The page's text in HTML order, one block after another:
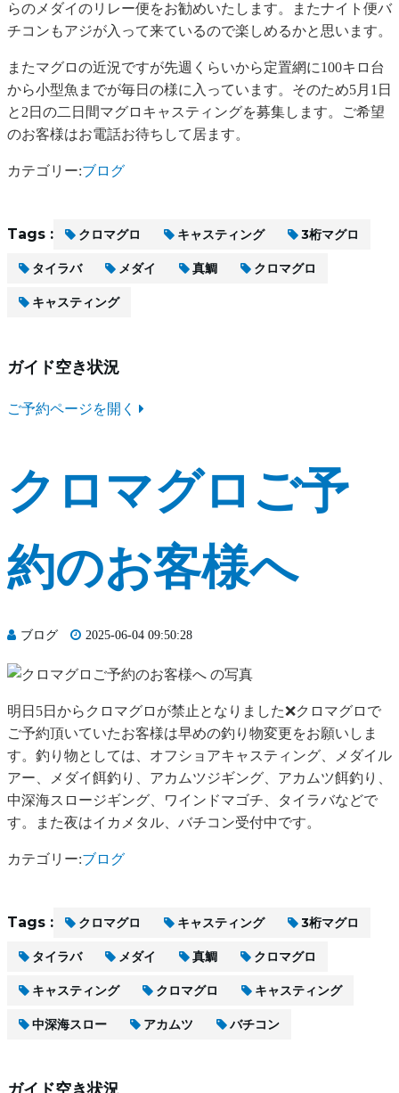
らのメダイのリレー便をお勧めいたします。またナイト便バ
チコンもアジが入って来ているので楽しめるかと思います。
またマグロの近況ですが先週くらいから定置網に100キロ台
から小型魚までが毎日の様に入っています。そのため5月1日
と2日の二日間マグロキャスティングを募集します。ご希望
のお客様はお電話お待ちして居ます。
カテゴリー:ブログ
Tags : クロマグロ キャスティング 3桁マグロ
タイラバ メダイ 真鯛 クロマグロ
キャスティング
ガイド空き状況
ご予約ページを開く
クロマグロご予
約のお客様へ
ブログ 2025-06-04 09:50:28
明日5日からクロマグロが禁止となりました❌クロマグロで
ご予約頂いていたお客様は早めの釣り物変更をお願いしま
す。釣り物としては、オフショアキャスティング、メダイル
アー、メダイ餌釣り、アカムツジギング、アカムツ餌釣り、
中深海スロージギング、ワインドマゴチ、タイラバなどで
す。また夜はイカメタル、バチコン受付中です。
カテゴリー:ブログ
Tags : クロマグロ キャスティング 3桁マグロ
タイラバ メダイ 真鯛 クロマグロ
キャスティング クロマグロ キャスティング
中深海スロー アカムツ バチコン